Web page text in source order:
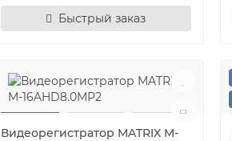
Быстрый заказ
Видеорегистратор MATRIX M-